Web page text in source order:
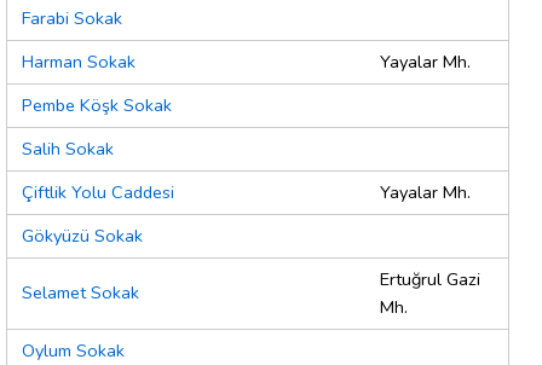
Farabi Sokak
Harman Sokak
Yayalar Mh.
Pembe Köşk Sokak
Salih Sokak
Çiftlik Yolu Caddesi
Yayalar Mh.
Gökyüzü Sokak
Selamet Sokak
Ertuğrul Gazi
Mh.
Oylum Sokak